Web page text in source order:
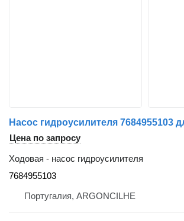
Цена по запросу
Ходовая - насос гидроусилителя
7684955103
Португалия, ARGONCILHE